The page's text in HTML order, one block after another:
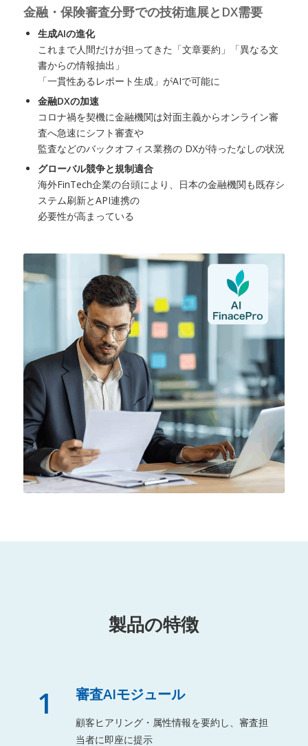
金融・保険審査分野での技術進展とDX需要
生成AIの進化
これまで人間だけが担ってきた「文章要約」「異なる文
書からの情報抽出」
「一貫性あるレポート生成」がAIで可能に
金融DXの加速
コロナ禍を契機に金融機関は対面主義からオンライン審
査へ急速にシフト審査や
監査などのバックオフィス業務の DXが待ったなしの状況
グローバル競争と規制適合
海外FinTech企業の台頭により、日本の金融機関も既存シ
ステム刷新とAPI連携の
必要性が高まっている
製品の特徴
1 審査AIモジュール
顧客ヒアリング・属性情報を要約し、審査担
当者に即座に提示